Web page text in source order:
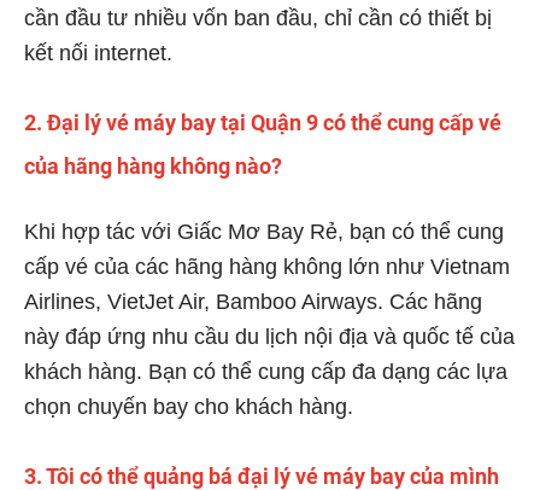
cần đầu tư nhiều vốn ban đầu, chỉ cần có thiết bị
kết nối internet.
2. Đại lý vé máy bay tại Quận 9 có thể cung cấp vé
của hãng hàng không nào?
Khi hợp tác với Giấc Mơ Bay Rẻ, bạn có thể cung
cấp vé của các hãng hàng không lớn như Vietnam
Airlines, VietJet Air, Bamboo Airways. Các hãng
này đáp ứng nhu cầu du lịch nội địa và quốc tế của
khách hàng. Bạn có thể cung cấp đa dạng các lựa
chọn chuyến bay cho khách hàng.
3. Tôi có thể quảng bá đại lý vé máy bay của mình